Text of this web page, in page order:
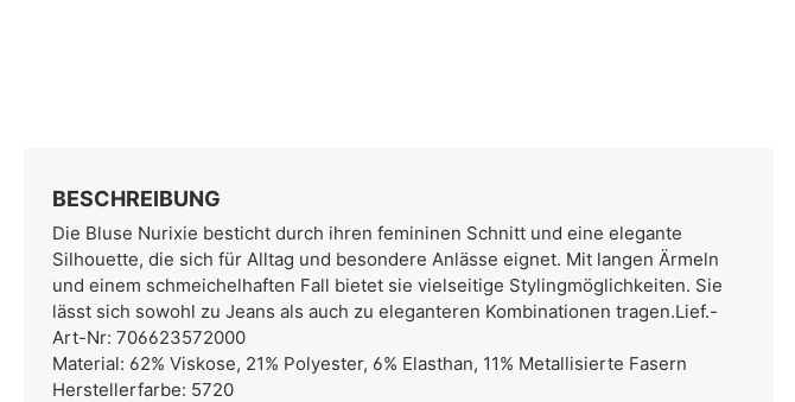
BESCHREIBUNG
Die Bluse Nurixie besticht durch ihren femininen Schnitt und eine elegante
Silhouette, die sich für Alltag und besondere Anlässe eignet. Mit langen Ärmeln
und einem schmeichelhaften Fall bietet sie vielseitige Stylingmöglichkeiten. Sie
lässt sich sowohl zu Jeans als auch zu eleganteren Kombinationen tragen.Lief.-
Art-Nr: 706623572000
Material: 62% Viskose, 21% Polyester, 6% Elasthan, 11% Metallisierte Fasern
Herstellerfarbe: 5720